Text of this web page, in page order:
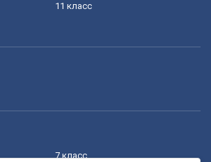
11 класс
7 класс